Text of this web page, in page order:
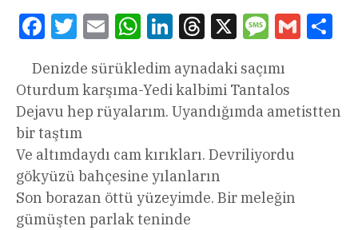
FacebookTwitterEmail WhatsAppLinkedInThreads
X Message
Gmail
Denizde sürükledim aynadaki saçımı
Oturdum karşıma-Yedi kalbimi Tantalos
Dejavu hep rüyalarım. Uyandığımda ametistten
bir taştım
Ve altımdaydı cam kırıkları. Devriliyordu
gökyüzü bahçesine yılanların
Son borazan öttü yüzeyimde. Bir meleğin
gümüşten parlak teninde